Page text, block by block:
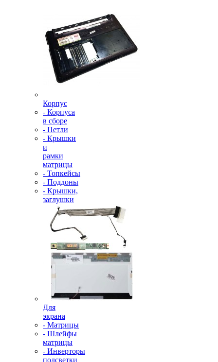
Корпус
- Корпуса
в сборе
- Петли
- Крышки
и
рамки
матрицы
- Топкейсы
- Поддоны
- Крышки,
заглушки
Для
экрана
- Матрицы
- Шлейфы
матрицы
- Инверторы
подсветки